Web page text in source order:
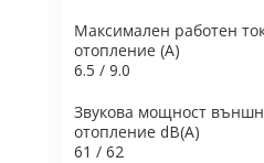
Максимален работен
отопление (A)
6.5 / 9.0
Звукова мощност
отопление dB(A)
61 / 62